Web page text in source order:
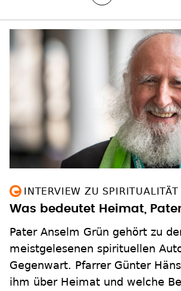
INTERVIEW ZU SPIRITUALITÄT
Was bedeutet Heimat,
Pater Anselm Grün gehört zu
meistgelesenen spirituellen
Gegenwart. Pfarrer Günter
ihm über Heimat und welche